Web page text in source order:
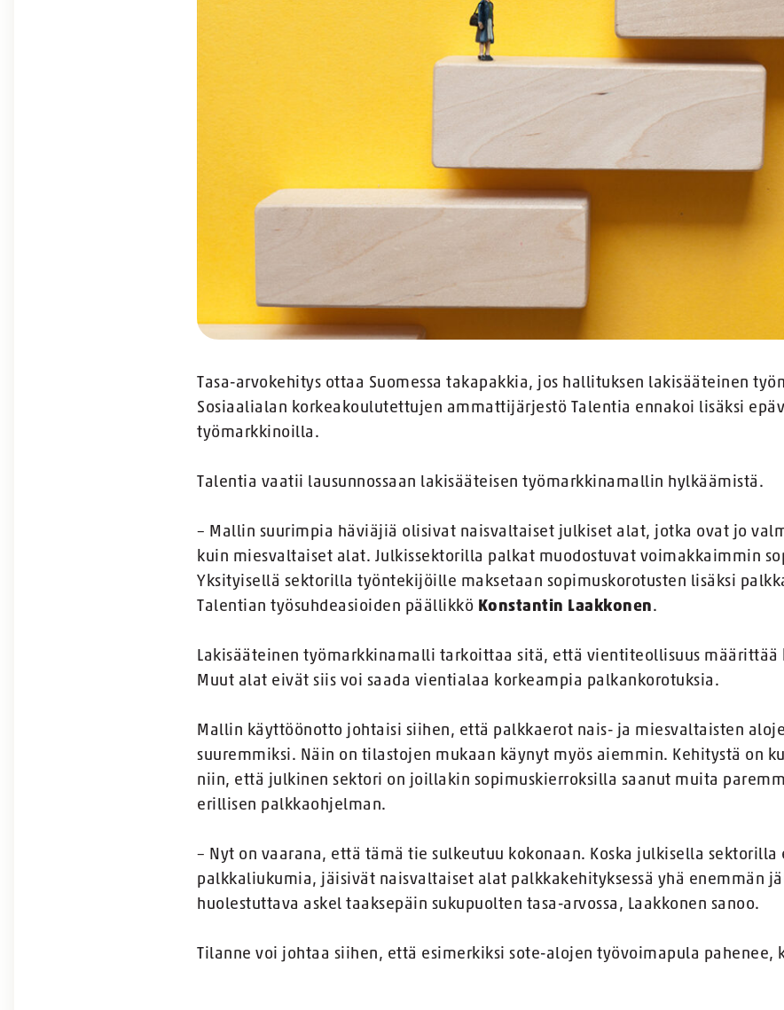
Tasa-arvokehitys ottaa Suomessa takapakkia, jos hallituksen lakisääteinen
Sosiaalialan korkeakoulutettujen ammattijärjestö Talentia ennakoi lisäksi
työmarkkinoilla.
Talentia vaatii lausunnossaan lakisääteisen työmarkkinamallin hylkäämistä.
– Mallin suurimpia häviäjiä olisivat naisvaltaiset julkiset alat, jotka ovat jo
kuin miesvaltaiset alat. Julkissektorilla palkat muodostuvat voimakkaimmin
Yksityisellä sektorilla työntekijöille maksetaan sopimuskorotusten lisäksi
Talentian työsuhdeasioiden päällikkö Konstantin Laakkonen.
Lakisääteinen työmarkkinamalli tarkoittaa sitä, että vientiteollisuus määrittää
Muut alat eivät siis voi saada vientialaa korkeampia palkankorotuksia.
Mallin käyttöönotto johtaisi siihen, että palkkaerot nais- ja miesvaltaisten
suuremmiksi. Näin on tilastojen mukaan käynyt myös aiemmin. Kehitystä on
niin, että julkinen sektori on joillakin sopimuskierroksilla saanut muita
erillisen palkkaohjelman.
– Nyt on vaarana, että tämä tie sulkeutuu kokonaan. Koska julkisella
palkkaliukumia, jäisivät naisvaltaiset alat palkkakehityksessä yhä enemmän
huolestuttava askel taaksepäin sukupuolten tasa-arvossa, Laakkonen sanoo.
Tilanne voi johtaa siihen, että esimerkiksi sote-alojen työvoimapula pahenee,